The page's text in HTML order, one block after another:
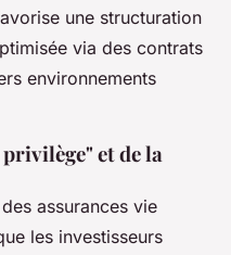
une structuration
via des contrats
environnements
et de la
assurances vie
les investisseurs